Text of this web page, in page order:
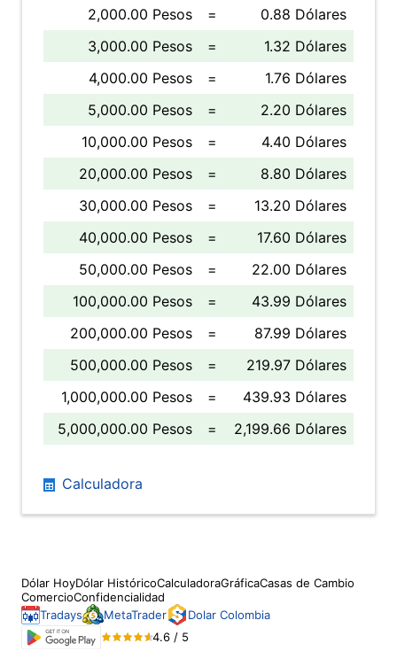
2,000.00 Pesos
=
0.88 Dólares
3,000.00 Pesos
=
1.32 Dólares
4,000.00 Pesos
=
1.76 Dólares
5,000.00 Pesos
=
2.20 Dólares
10,000.00 Pesos
=
4.40 Dólares
20,000.00 Pesos
=
8.80 Dólares
30,000.00 Pesos
=
13.20 Dólares
40,000.00 Pesos
=
17.60 Dólares
50,000.00 Pesos
=
22.00 Dólares
100,000.00 Pesos
=
43.99 Dólares
200,000.00 Pesos
=
87.99 Dólares
500,000.00 Pesos
=
219.97 Dólares
1,000,000.00 Pesos
=
439.93 Dólares
5,000,000.00 Pesos
= 2,199.66 Dólares
Calculadora
Dólar HoyDólar HistóricoCalculadoraGráficaCasas de Cambio
ComercioConfidencialidad
Tradays
MetaTrader
Dolar Colombia
4.6 / 5